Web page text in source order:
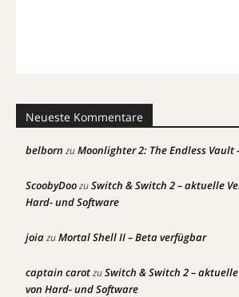
Neueste Kommentare
belborn zuMoonlighter 2: The Endless Vault
ScoobyDoozuSwitch & Switch 2 – aktuelle
Hard- und Software
joiazuMortal Shell II – Beta verfügbar
captain carotzuSwitch & Switch 2 –
von Hard- und Software